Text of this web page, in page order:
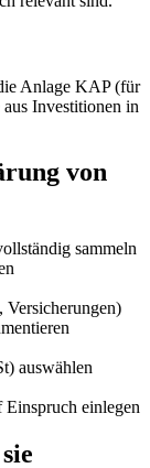
Anlage KAP (für
Investitionen in
von
sammeln
Versicherungen)
auswählen
Einspruch einlegen